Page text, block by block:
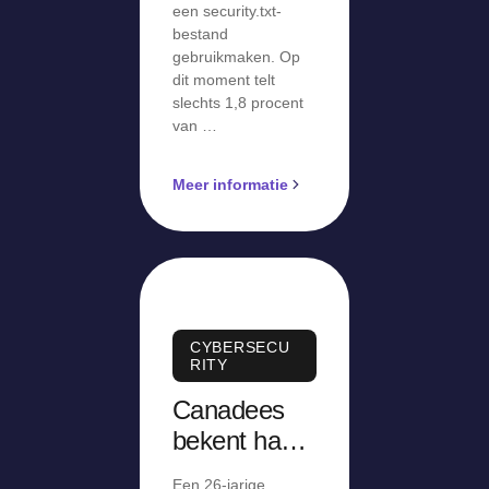
een security.txt-
bestand
gebruikmaken. Op
dit moment telt
slechts 1,8 procent
van …
Meer informatie
CYBERSECU
RITY
Canadees
bekent hack
Een 26-jarige